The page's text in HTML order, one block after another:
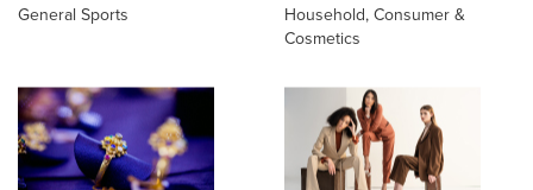
General Sports
Household, Consumer &
Cosmetics